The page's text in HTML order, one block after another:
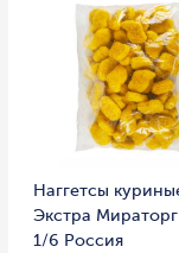
Наггетсы
Экстра Мираторг
1/6 Россия